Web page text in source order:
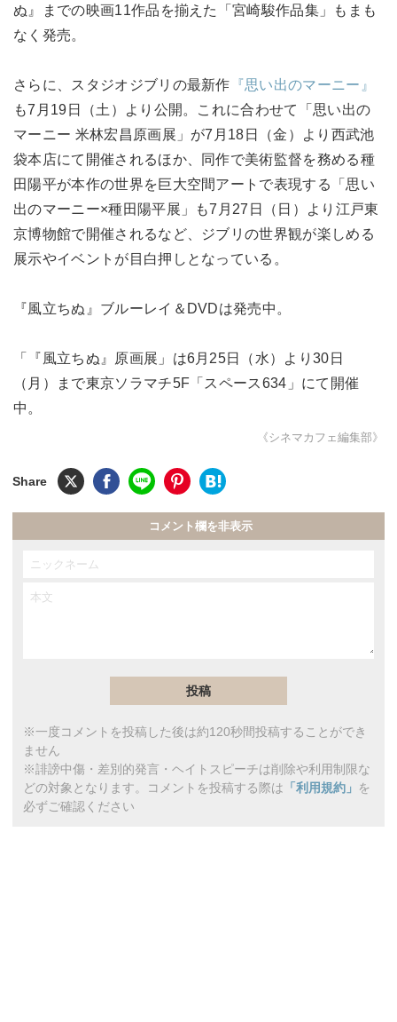
ぬ』までの映画11作品を揃えた「宮崎駿作品集」もまも
なく発売。
さらに、スタジオジブリの最新作 『思い出のマーニー』
も7月19日（土）より公開。これに合わせて「思い出の
マーニー 米林宏昌原画展」が7月18日（金）より西武池
袋本店にて開催されるほか、同作で美術監督を務める種
田陽平が本作の世界を巨大空間アートで表現する「思い
出のマーニー×種田陽平展」も7月27日（日）より江戸東
京博物館で開催されるなど、ジブリの世界観が楽しめる
展示やイベントが目白押しとなっている。
『風立ちぬ』ブルーレイ＆DVDは発売中。
「『風立ちぬ』原画展」は6月25日（水）より30日
（月）まで東京ソラマチ5F「スペース634」にて開催
中。
《シネマカフェ編集部》
コメント欄を非表示
※一度コメントを投稿した後は約120秒間投稿することができ
ません
※誹謗中傷・差別的発言・ヘイトスピーチは削除や利用制限な
どの対象となります。コメントを投稿する際は 「利用規約」 を
必ずご確認ください